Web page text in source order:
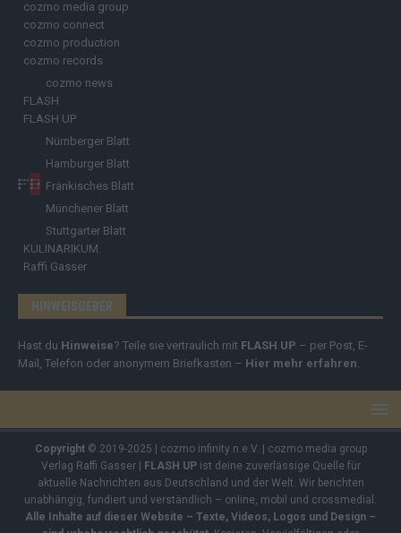
cozmo media group
cozmo connect
cozmo production
cozmo records
cozmo news
FLASH
FLASH UP
Nürnberger Blatt
Hamburger Blatt
Fränkisches Blatt
Münchener Blatt
Stuttgarter Blatt
KULINARIKUM.
Raffi Gasser
HINWEISGEBER
Hast du Hinweise? Teile sie vertraulich mit FLASH UP – per Post, E-
Mail, Telefon oder anonymem Briefkasten – Hier mehr erfahren
Copyright© 2019-2025 | cozmo infinity n.e.V. | cozmo media group
Verlag Raffi Gasser | FLASH UPist deine zuverlässige Quelle für
aktuelle Nachrichten aus Deutschland und der Welt. Wir berichten
unabhängig, fundiert und verständlich – online, mobil und crossmedial.
Alle Inhalte auf dieser Website – Texte, Videos, Logos und Design –